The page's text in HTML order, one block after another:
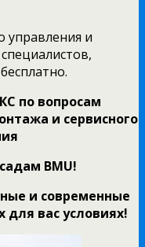
управления и
по вопросам
и сервисного
BMU!
и современные
вас условиях!